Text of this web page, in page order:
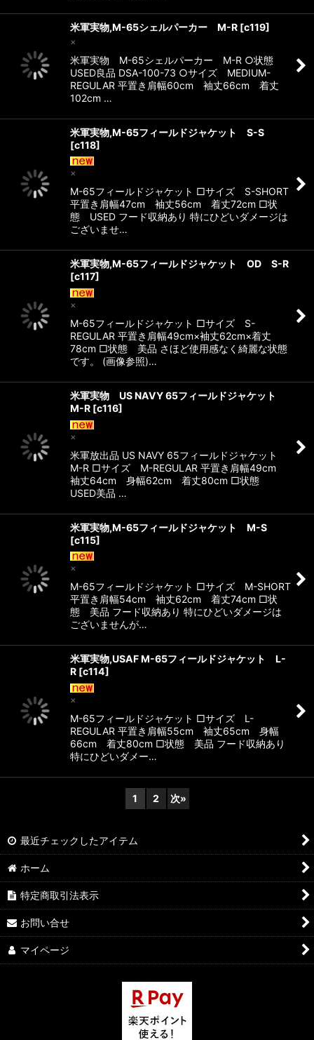
米軍実物,M-65シェルパーカー M-R [c119]
×
米軍実物 M-65シェルパーカー M-R ○状態
USED良品 DSA-100-73 ○サイズ MEDIUM-
REGULAR 平置き肩幅60cm 袖丈66cm 着丈
102cm …
米軍実物,M-65フィールドジャケット S-S
[c118]
×
M-65フィールドジャケット □サイズ S-SHORT
平置き肩幅47cm 袖丈56cm 着丈72cm □状
態 USED フード収納あり 特にひどいダメージは
ございませ…
米軍実物,M-65フィールドジャケット OD S-R
[c117]
×
M-65フィールドジャケット □サイズ S-
REGULAR 平置き肩幅49cm×袖丈62cm×着丈
78cm □状態 美品 さほど使用感なく綺麗な状態
です。 (画像参照)…
米軍実物 US NAVY 65フィールドジャケット
M-R [c116]
×
米軍放出品 US NAVY 65フィールドジャケット
M-R □サイズ M-REGULAR 平置き肩幅49cm
袖丈64cm 身幅62cm 着丈80cm □状態
USED美品 …
米軍実物,M-65フィールドジャケット M-S
[c115]
×
M-65フィールドジャケット □サイズ M-SHORT
平置き肩幅54cm 袖丈62cm 着丈74cm □状
態 美品 フード収納あり 特にひどいダメージは
ございませんが…
米軍実物,USAF M-65フィールドジャケット L-
R [c114]
×
M-65フィールドジャケット □サイズ L-
REGULAR 平置き肩幅55cm 袖丈65cm 身幅
66cm 着丈80cm □状態 美品 フード収納あり
特にひどいダメー…
1 2 次»
最近チェックしたアイテム
ホーム
特定商取引法表示
お問い合せ
マイページ